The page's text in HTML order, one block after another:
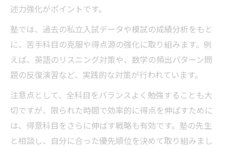
述力強化がポイントです。
塾では、過去の私立入試データや模試の成績分析をもと
に、苦手科目の克服や得点源の強化に取り組みます。例
えば、英語のリスニング対策や、数学の頻出パターン問
題の反復演習など、実践的な対策が行われています。
注意点として、全科目をバランスよく勉強することも大
切ですが、限られた時間で効率的に得点を伸ばすために
は、得意科目をさらに伸ばす戦略も有効です。塾の先生
と相談し、自分に合った優先順位を決めて取り組みまし